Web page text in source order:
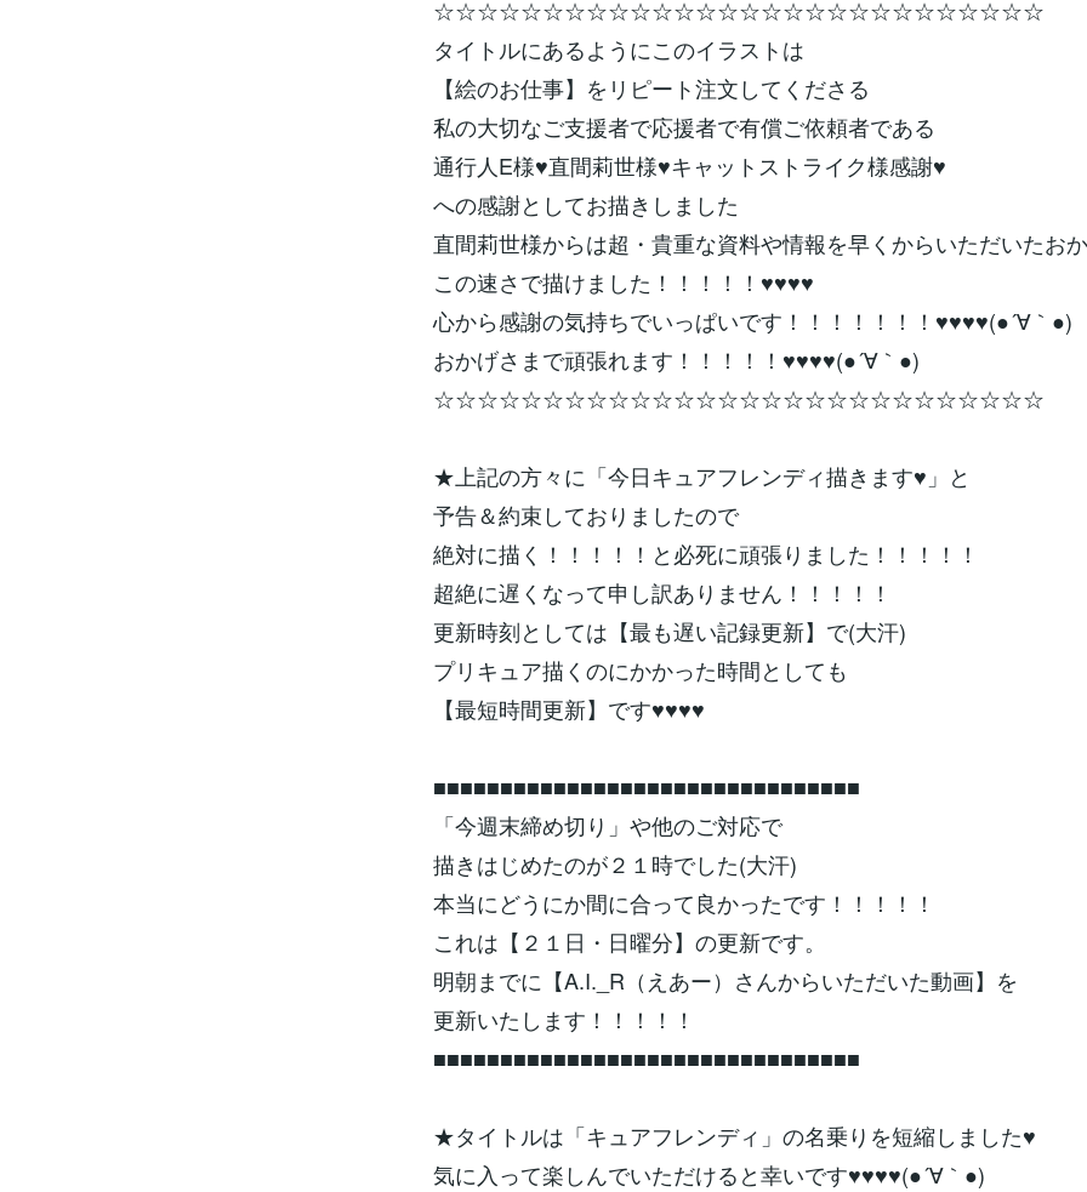
☆☆☆☆☆☆☆☆☆☆☆☆☆☆☆☆☆☆☆☆☆☆☆☆☆☆☆☆
タイトルにあるようにこのイラストは
【絵のお仕事】をリピート注文してくださる
私の大切なご支援者で応援者で有償ご依頼者である
通行人E様♥直間莉世様♥キャットストライク様感謝♥
への感謝としてお描きしました
直間莉世様からは超・貴重な資料や情報を早くからいただいたお
この速さで描けました！！！！！♥♥♥♥
心から感謝の気持ちでいっぱいです！！！！！！！♥♥♥♥(●´∀｀●)
おかげさまで頑張れます！！！！！♥♥♥♥(●´∀｀●)
☆☆☆☆☆☆☆☆☆☆☆☆☆☆☆☆☆☆☆☆☆☆☆☆☆☆☆☆
★上記の方々に「今日キュアフレンディ描きます♥」と
予告＆約束しておりましたので
絶対に描く！！！！！と必死に頑張りました！！！！！
超絶に遅くなって申し訳ありません！！！！！
更新時刻としては【最も遅い記録更新】で(大汗)
プリキュア描くのにかかった時間としても
【最短時間更新】です♥♥♥♥
■■■■■■■■■■■■■■■■■■■■■■■■■■■■■■■■
「今週末締め切り」や他のご対応で
描きはじめたのが２１時でした(大汗)
本当にどうにか間に合って良かったです！！！！！
これは【２１日・日曜分】の更新です。
明朝までに【A.I._R（えあー）さんからいただいた動画】を
更新いたします！！！！！
■■■■■■■■■■■■■■■■■■■■■■■■■■■■■■■■
★タイトルは「キュアフレンディ」の名乗りを短縮しました♥
気に入って楽しんでいただけると幸いです♥♥♥♥(●´∀｀●)